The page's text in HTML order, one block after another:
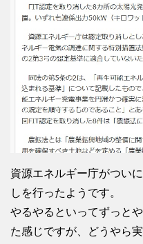
資源エネルギー庁がつい
しを行ったようです。
やるやるといってずっと
た感じですが、どうやら